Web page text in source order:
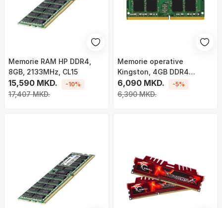
Memorie RAM HP DDR4,
8GB, 2133MHz, CL15
15,590 MKD.
17,407 MKD.
-10%
Memorie operative
Kingston, 4GB DDR4
SODIMM, 3200MHz, CL22
6,090 MKD.
6,390 MKD.
-5%